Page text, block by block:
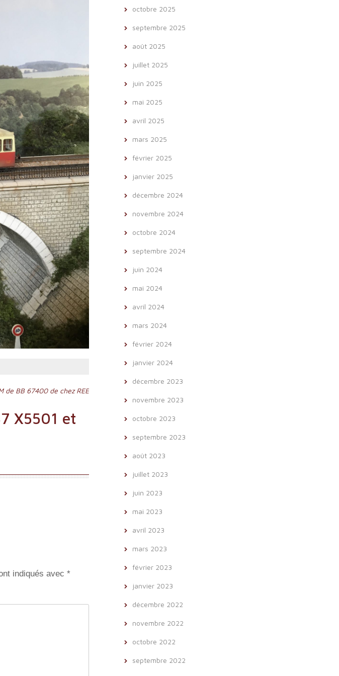
de BB 67400 de chez REE
X5501 et
indiqués avec *
octobre 2025
septembre 2025
août 2025
juillet 2025
juin 2025
mai 2025
avril 2025
mars 2025
février 2025
janvier 2025
décembre 2024
novembre 2024
octobre 2024
septembre 2024
juin 2024
mai 2024
avril 2024
mars 2024
février 2024
janvier 2024
décembre 2023
novembre 2023
octobre 2023
septembre 2023
août 2023
juillet 2023
juin 2023
mai 2023
avril 2023
mars 2023
février 2023
janvier 2023
décembre 2022
novembre 2022
octobre 2022
septembre 2022